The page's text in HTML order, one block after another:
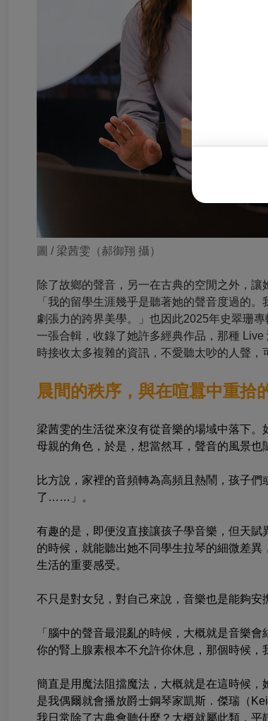
圖 / 梁茜雯（郝御翔 攝）
除了故鄉的聲音，另一在古典的空閒之外，
「我的留學生涯幾乎是聽著她的聲音度過的
劇張力的跨界美學。」也因此2025年史翠珊
一張合輯，收錄了她許多經典作品，那種
時接收太多複雜的資訊，不愛聽太吵的人聲，
晨間的秩序，與在喧囂中重拾
梁茜雯的生活從來沒有從音樂的場域中落下
母親的角色，於是，想當然耳，聲音的風景也
比方說，家裡的音頻轉為高頻且熱鬧，孩子
了……」。
有趣的是，即便沒直接讓孩子學音樂，但天
的時候，就能聽出她不同學生拉琴的細微差
生活的重要感受。
不只是對女兒，對自己來說，音樂也是能夠安
「腦中的聲音最混亂的時候，大概就是音樂
你的腎上腺素根本不允許你休息，那個時候，
簡直是用魔法阻擋魔法，大概就是在這時候
是我偶爾就會播放爵士鋼琴家凱斯．傑瑞（
我日常除了古典會聽什麼？大概就屬此類，